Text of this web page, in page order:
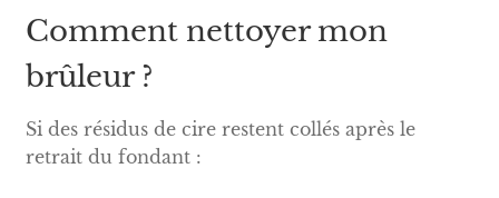
Comment nettoyer mon
brûleur ?
Si des résidus de cire restent collés après le
retrait du fondant :